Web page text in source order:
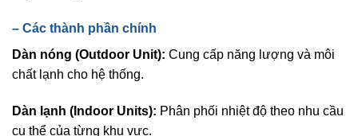
– Các thành phần chính
Dàn nóng (Outdoor Unit): Cung cấp năng lượng và môi
chất lạnh cho hệ thống.
Dàn lạnh (Indoor Units): Phân phối nhiệt độ theo nhu cầu
cụ thể của từng khu vực.